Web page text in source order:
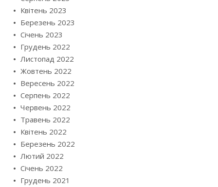
Квітень 2023
Березень 2023
Січень 2023
Грудень 2022
Листопад 2022
Жовтень 2022
Вересень 2022
Серпень 2022
Червень 2022
Травень 2022
Квітень 2022
Березень 2022
Лютий 2022
Січень 2022
Грудень 2021